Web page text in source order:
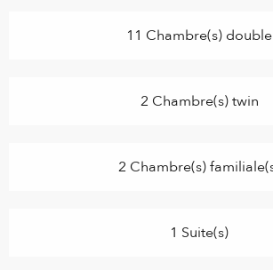
11 Chambre(s) double
2 Chambre(s) twin
2 Chambre(s)
1 Suite(s)